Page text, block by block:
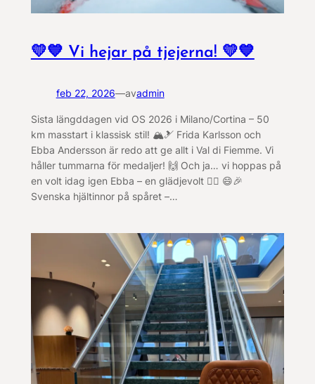
💛💙 Vi hejar på tjejerna! 💛💙
feb 22, 2026—avadmin
Sista längddagen vid OS 2026 i Milano/Cortina – 50
km masstart i klassisk stil! 🏔️🎿 Frida Karlsson och
Ebba Andersson är redo att ge allt i Val di Fiemme. Vi
håller tummarna för medaljer! 🙌 Och ja… vi hoppas på
en volt idag igen Ebba – en glädjevolt 🤸‍♂️ 😄🎉
Svenska hjältinnor på spåret –…